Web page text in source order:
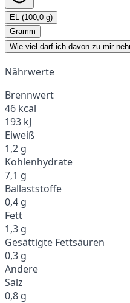
EL (100,0 g)
Gramm
Wie viel darf ich davon zu mir
Nährwerte
Brennwert
46 kcal
193 kJ
Eiweiß
1,2 g
Kohlenhydrate
7,1 g
Ballaststoffe
0,4 g
Fett
1,3 g
Gesättigte Fettsäuren
0,3 g
Andere
Salz
0,8 g